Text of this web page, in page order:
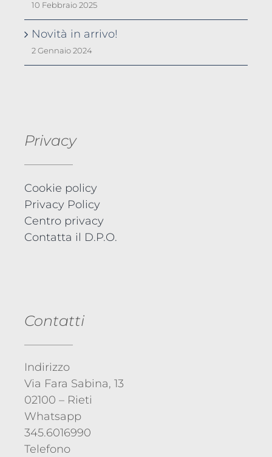
10 Febbraio 2025
Novità in arrivo!
2 Gennaio 2024
Privacy
Cookie policy
Privacy Policy
Centro privacy
Contatta il D.P.O.
Contatti
Indirizzo
Via Fara Sabina, 13
02100 – Rieti
Whatsapp
345.6016990
Telefono